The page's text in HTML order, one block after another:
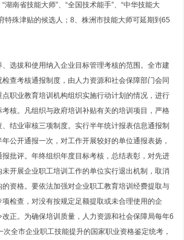
“湖南省技能大师”、“全国技术能手”、“中华技能大
特殊津贴的候选人；8、株洲市技能大师可延期到65
选拔和使用纳入企业目标管理考核的范围。全市建
查考核通报制度，由人力资源和社会保障部门会同
职业教育培训机构组织实施行动计划的情况，进行
考核。凡组织与政府培训补贴有关的培训项目，严格
结业审核三项制度。实行半年统计报表信息通报制
公开通报一次，对工作开展较好的单位通报表扬，
批评。年终组织年度目标考核，总结表彰，对先进
开展企业职工培训工作的单位实行退出机制，取消
资格。要依法加强对企业职工教育培训经费提取与
检查，对没有按规定足额提取或未合理使用的企
正。为确保培训质量，人力资源和社会保障局每年6
次全市企业职工技能提升的国家职业资格鉴定统考，